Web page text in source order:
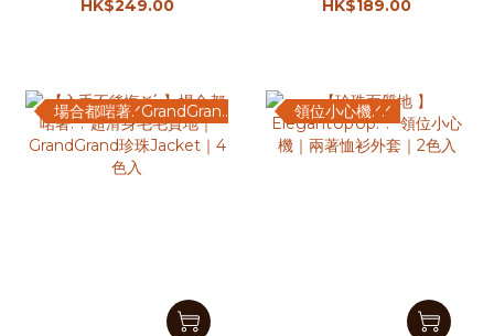
HK$249.00
HK$189.00
場合都啱著.ᐟGrandGrand的~ 領位小心機.ᐟ.ᐟ